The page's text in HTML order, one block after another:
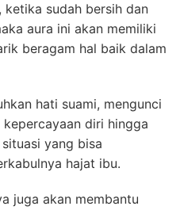
ketika sudah bersih dan
aura ini akan memiliki
beragam hal baik dalam
hati suami, mengunci
diri hingga
yang bisa
hajat ibu.
juga akan membantu